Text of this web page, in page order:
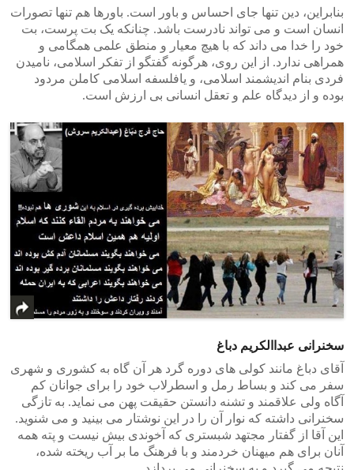
بنابراین، دین تنها جای احساس و باور است. باورها هم تنها تصورات
انسان است و می تواند نادرست باشد. چنانکه یک بت پرست، بت
خود را خدا می داند که با هیچ معیار و منطق علمی همگامی و
همراهی ندارد. از این روی، هرگونه گفتگو از تفکر اسلامی، نامیدن
فردی بنام اندیشمند اسلامی، و یافلسفه اسلامی کاملن مردود
بوده و از دیدگاه علم و تعقل انسانی بی ارزش است.
سخنرانی عبداالکریم دباغ
آقای دباغ مانند کولی های دوره گرد هر آن گاه به کشوری و شهری
سفر می کند و بساط رمل و اسطرلاب خود را برای جوانان کم
آگاه ولی علاقمند و تشنه دانستن حقیقت پهن می نماید. به تازگی
سخنرانی داشته که نوار آن را در این نوشتار می بینید و می شنوید.
این آقا از گفتار مجتهد شبستری که آخوندی بیش نیست و پته همه
آنان برای هم میهنان خردمند و با فرهنگ ما بر آب ریخته شده،